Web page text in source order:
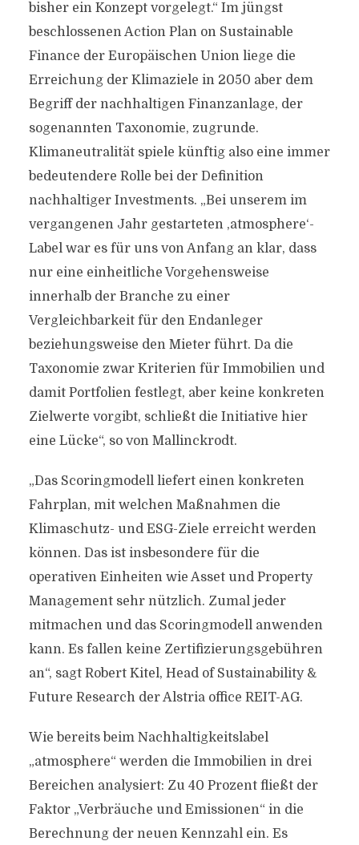
bisher ein Konzept vorgelegt.“ Im jüngst
beschlossenen Action Plan on Sustainable
Finance der Europäischen Union liege die
Erreichung der Klimaziele in 2050 aber dem
Begriff der nachhaltigen Finanzanlage, der
sogenannten Taxonomie, zugrunde.
Klimaneutralität spiele künftig also eine immer
bedeutendere Rolle bei der Definition
nachhaltiger Investments. „Bei unserem im
vergangenen Jahr gestarteten ,atmosphere‘-
Label war es für uns von Anfang an klar, dass
nur eine einheitliche Vorgehensweise
innerhalb der Branche zu einer
Vergleichbarkeit für den Endanleger
beziehungsweise den Mieter führt. Da die
Taxonomie zwar Kriterien für Immobilien und
damit Portfolien festlegt, aber keine konkreten
Zielwerte vorgibt, schließt die Initiative hier
eine Lücke“, so von Mallinckrodt.
„Das Scoringmodell liefert einen konkreten
Fahrplan, mit welchen Maßnahmen die
Klimaschutz- und ESG-Ziele erreicht werden
können. Das ist insbesondere für die
operativen Einheiten wie Asset und Property
Management sehr nützlich. Zumal jeder
mitmachen und das Scoringmodell anwenden
kann. Es fallen keine Zertifizierungsgebühren
an“, sagt Robert Kitel, Head of Sustainability &
Future Research der Alstria office REIT-AG.
Wie bereits beim Nachhaltigkeitslabel
„atmosphere“ werden die Immobilien in drei
Bereichen analysiert: Zu 40 Prozent fließt der
Faktor „Verbräuche und Emissionen“ in die
Berechnung der neuen Kennzahl ein. Es